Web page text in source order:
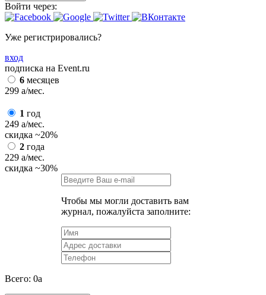
Войти через:
Уже регистрировались?
вход
подписка на Event.ru
6 месяцев
299 a/мес.
1 год
249 a/мес.
скидка ~20%
2 года
229 a/мес.
скидка ~30%
Чтобы мы могли доставить вам
журнал, пожалуйста заполните:
Всего: 0a